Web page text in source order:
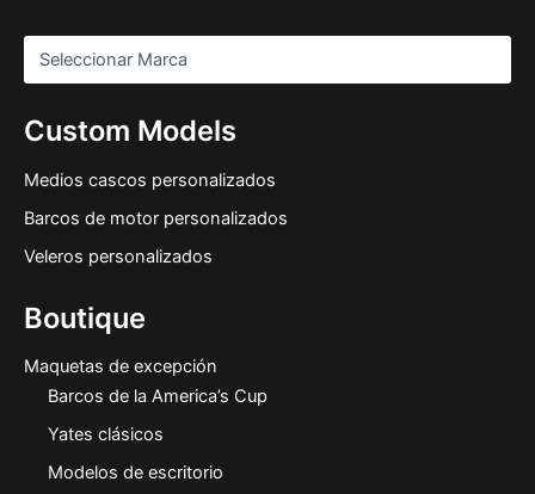
Custom Models
Medios cascos personalizados
Barcos de motor personalizados
Veleros personalizados
Boutique
Maquetas de excepción
Barcos de la America’s Cup
Yates clásicos
Modelos de escritorio